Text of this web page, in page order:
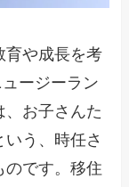
育や成長を考
ージーラン
、お子さんた
う、時任さ
のです。移住